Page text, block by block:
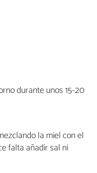
durante unos 15-20
la miel con el
falta añadir sal ni